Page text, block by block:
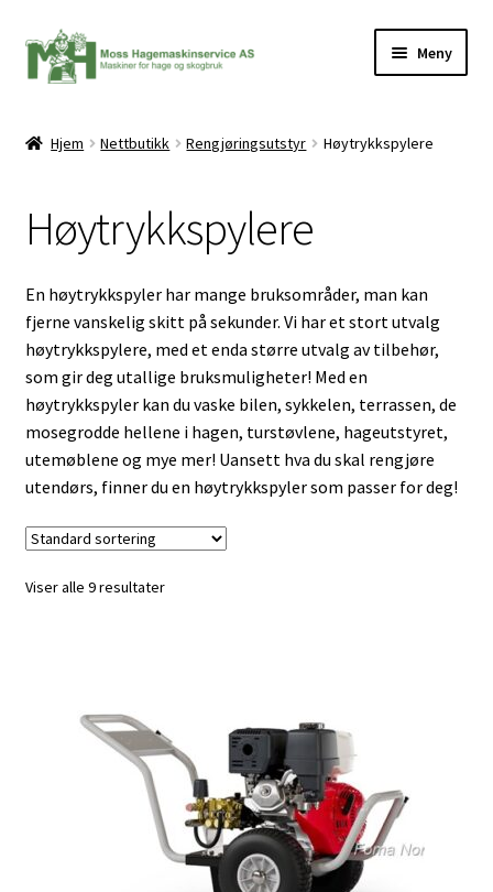
Hopp
til
Hopp
til
Meny
Hjem Nettbutikk Rengjøringsutstyr Høytrykkspylere
Høytrykkspylere
En høytrykkspyler har mange bruksområder, man kan
fjerne vanskelig skitt på sekunder. Vi har et stort utvalg
høytrykkspylere, med et enda større utvalg av tilbehør,
som gir deg utallige bruksmuligheter! Med en
høytrykkspyler kan du vaske bilen, sykkelen, terrassen, de
mosegrodde hellene i hagen, turstøvlene, hageutstyret,
utemøblene og mye mer! Uansett hva du skal rengjøre
utendørs, finner du en høytrykkspyler som passer for deg!
Viser alle 9 resultater